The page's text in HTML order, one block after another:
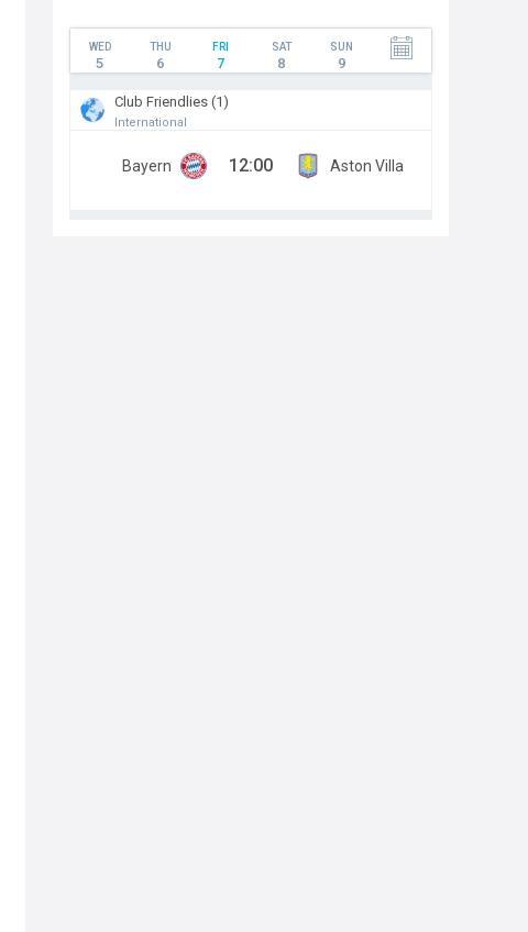
WED
5
THU
6
FRI
7
SAT
8
SUN
9
Club Friendlies (1)
International
Bayern 12:00 Aston Villa